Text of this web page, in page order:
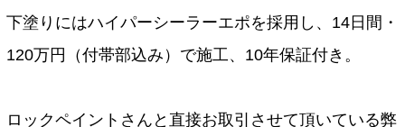
下塗りにはハイパーシーラーエポを採用し、14日間・
120万円（付帯部込み）で施工、10年保証付き。
ロックペイントさんと直接お取引させて頂いている弊